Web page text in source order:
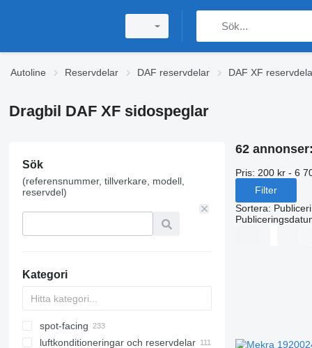
Autoline Reservdelar DAF reservdelar DAF XF
Dragbil DAF XF sidospeglar
Sök
(referensnummer, tillverkare, modell,
reservdel)
Kategori
spot-facing
luftkonditioneringar och reservdelar
62 annonser:
Pris: 200 kr - 6
Filter
Sortera: